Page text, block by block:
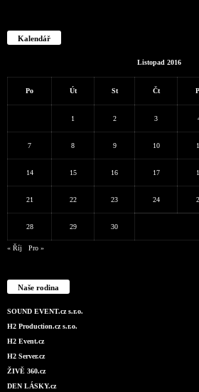
Kalendář
Listopad 2016
Po Út St Čt
1 2 3
7 8 9 10
14 15 16 17
21 22 23 24
28 29 30
« Říj Pro »
Naše rodina
SOUND EVENT.cz s.r.o.
H2 Production.cz s.r.o.
H2 Event.cz
H2 Server.cz
ŽIVĚ 360.cz
DEN LÁSKY.cz